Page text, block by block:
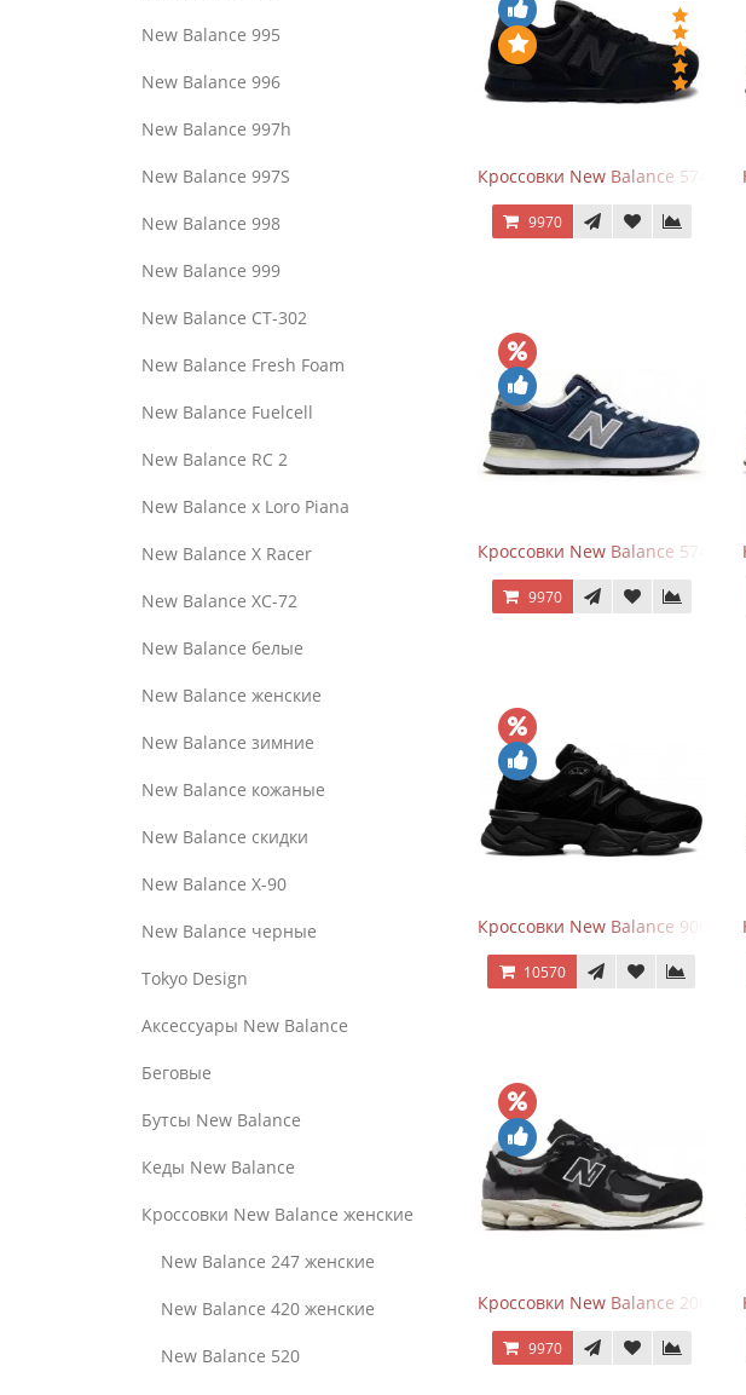
New Balance 995
New Balance 996
New Balance 997h
New Balance 997S
New Balance 998
New Balance 999
New Balance CT-302
New Balance Fresh Foam
New Balance Fuelcell
New Balance RC 2
New Balance x Loro Piana
New Balance X Racer
New Balance XC-72
New Balance белые
New Balance женские
New Balance зимние
New Balance кожаные
New Balance скидки
New Balance Х-90
New Balance черные
Tokyo Design
Аксессуары New Balance
Беговые
Бутсы New Balance
Кеды New Balance
Кроссовки New Balance женские
New Balance 247 женские
New Balance 420 женские
New Balance 520
Кроссовки New Balance 574 All
9970
Кроссовки New Balance 574
9970
Кроссовки New Balance 9060
10570
Кроссовки New Balance 2002R
9970